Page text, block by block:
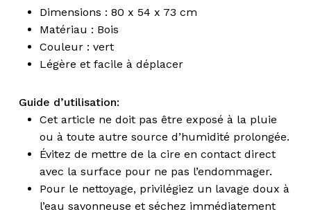
Dimensions : 80 x 54 x 73 cm
Matériau : Bois
Couleur : vert
Légère et facile à déplacer
Guide d’utilisation:
Cet article ne doit pas être exposé à la pluie
ou à toute autre source d’humidité prolongée.
Évitez de mettre de la cire en contact direct
avec la surface pour ne pas l’endommager.
Pour le nettoyage, privilégiez un lavage doux à
l’eau savonneuse et séchez immédiatement